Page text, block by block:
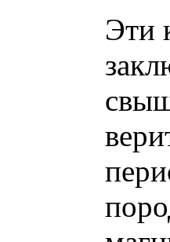
Эти